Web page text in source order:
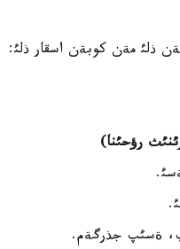
رؤحئنا)
ةسئپ جذرگةم.